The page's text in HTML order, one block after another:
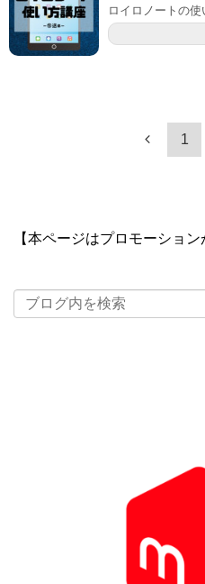
ロイロノートの
1
【本ページはプロモーション